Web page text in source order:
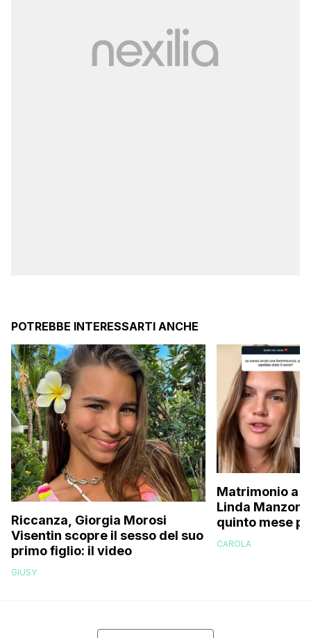
POTREBBE INTERESSARTI ANCHE
Riccanza, Giorgia Morosi
Visentin scopre il sesso del suo
primo figlio: il video
GIUSY
Matrimonio a
Linda Manzoni
quinto mese
essere in
CAROLA